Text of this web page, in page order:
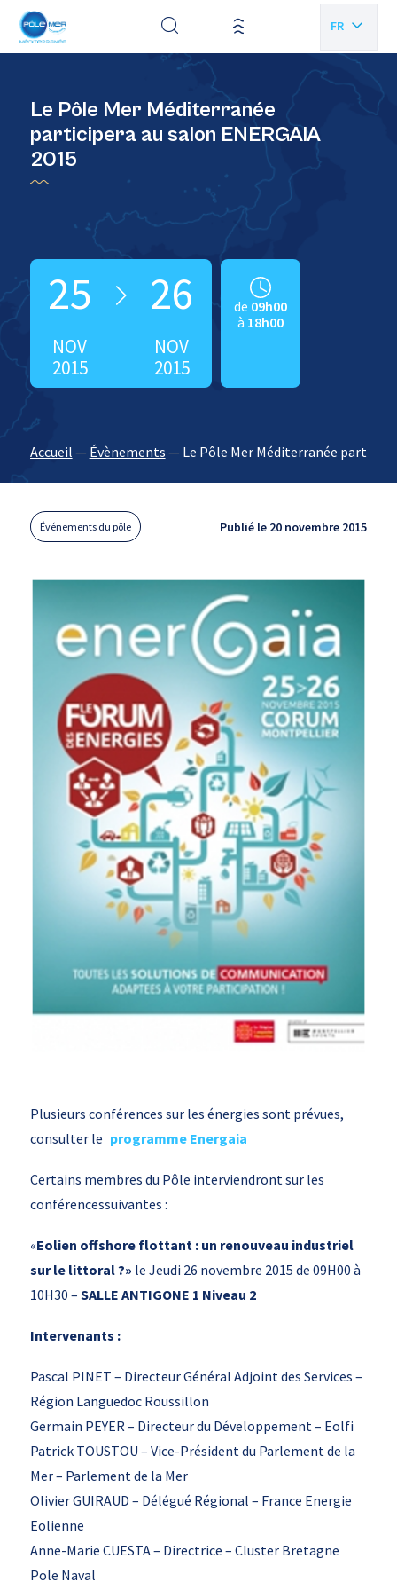
FR
Le Pôle Mer Méditerranée
participera au salon ENERGAIA
2015
25
NOV
2015
26
NOV
2015
de 09h00
à 18h00
Accueil — Évènements — Le Pôle Mer Méditerranée
Événements du pôle Publié le 20 novembre 2015
Plusieurs conférences sur les énergies sont prévues,
consulter le programme Energaia
Certains membres du Pôle interviendront sur les
conférencessuivantes :
«Eolien offshore flottant : un renouveau industriel
sur le littoral ?» le Jeudi 26 novembre 2015 de 09H00 à
10H30 – SALLE ANTIGONE 1 Niveau 2
Intervenants :
Pascal PINET – Directeur Général Adjoint des Services –
Région Languedoc Roussillon
Germain PEYER – Directeur du Développement – Eolfi
Patrick TOUSTOU – Vice-Président du Parlement de la
Mer – Parlement de la Mer
Olivier GUIRAUD – Délégué Régional – France Energie
Eolienne
Anne-Marie CUESTA – Directrice – Cluster Bretagne
Pole Naval
Panneau de gestion des cookies